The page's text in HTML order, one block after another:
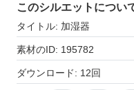
このシルエットについ
タイトル: 加湿器
素材のID: 195782
ダウンロード: 12回